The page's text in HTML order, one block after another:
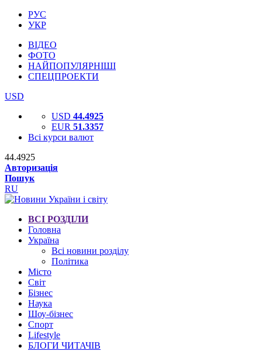
РУС
УКР
ВІДЕО
ФОТО
НАЙПОПУЛЯРНІШІ
СПЕЦПРОЕКТИ
USD
USD 44.4925
EUR 51.3357
Всі курси валют
44.4925
Авторизація
Пошук
RU
ВСІ РОЗДІЛИ
Головна
Україна
Всі новини розділу
Політика
Місто
Світ
Бізнес
Наука
Шоу-бізнес
Спорт
Lifestyle
БЛОГИ ЧИТАЧІВ